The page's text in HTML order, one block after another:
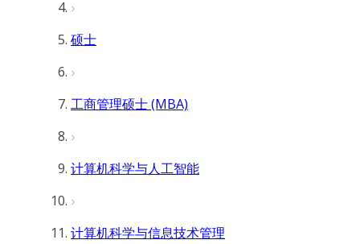
硕士
工商管理硕士 (MBA)
计算机科学与人工智能
计算机科学与信息技术管理